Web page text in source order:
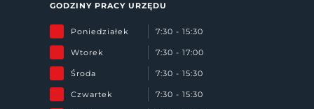
GODZINY PRACY URZĘDU
Poniedziałek 7:30 - 15:30
Wtorek 7:30 - 17:00
Środa 7:30 - 15:30
Czwartek 7:30 - 15:30